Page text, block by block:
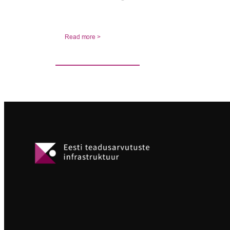
Read more >